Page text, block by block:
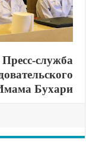
Пресс-служба
Бухари